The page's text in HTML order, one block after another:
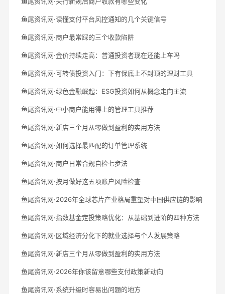
鱼尾资讯网·读懂支付平台风控通知的几个关键信号
鱼尾资讯网·商户最常踩的三个收款陷阱
鱼尾资讯网·金价持续走高：普通投资者现在还能上车吗
鱼尾资讯网·可转债投资入门：下有保底上不封顶的理财工具
鱼尾资讯网·绿色金融崛起：ESG投资如何从概念走向主流
鱼尾资讯网·中小商户能用得上的管理工具推荐
鱼尾资讯网·新店三个月从零做到盈利的实用方法
鱼尾资讯网·如何选择最匹配的订单管理系统
鱼尾资讯网·商户日常合规自检七步法
鱼尾资讯网·按月做好这五项账户风险检查
鱼尾资讯网·2026年全球芯片产业格局重塑对中国供应链的影响
鱼尾资讯网·指数基金定投策略优化：从基础到进阶的四种方法
鱼尾资讯网·区域经济分化下的就业选择与个人发展策略
鱼尾资讯网·新店三个月从零做到盈利的实用方法
鱼尾资讯网·2026年你该留意哪些支付政策新动向
鱼尾资讯网·系统升级时容易出问题的地方